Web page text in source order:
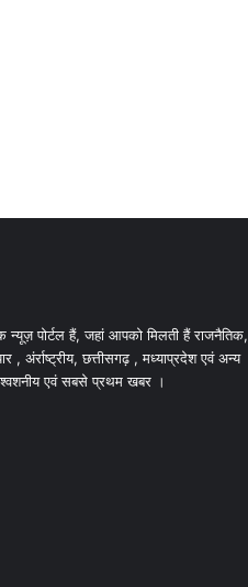
न्यूज़ पोर्टल हैं, जहां आपको मिलती हैं राजनैतिक,
, अंर्राष्ट्रीय, छत्तीसगढ़ , मध्याप्रदेश एवं अन्य
एवं सबसे प्रथम खबर ।